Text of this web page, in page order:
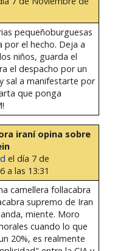
pequeñoburguesas
por el hecho. Deja a
niños, guarda el
el despacho por un
sal a manifestarte por
que ponga
iraní opina sobre
el día 7 de
a las 13:31
camellera follacabra
supremo de Iran
miente. Moro
cuando lo que
20%, es realmente